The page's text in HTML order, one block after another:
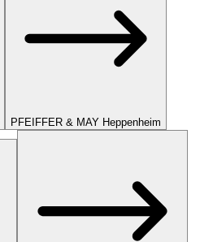
PFEIFFER & MAY Heppenheim